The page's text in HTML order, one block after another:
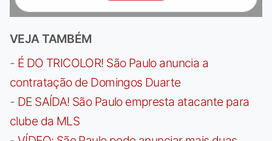
VEJA TAMBÉM
- É DO TRICOLOR! São Paulo anuncia a
contratação de Domingos Duarte
- DE SAÍDA! São Paulo empresta atacante para
clube da MLS